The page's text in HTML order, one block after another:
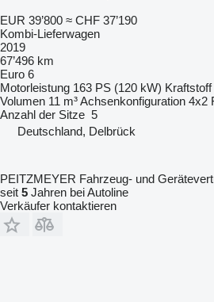
EUR 39’800 ≈ CHF 37’190
Kombi-Lieferwagen
2019
67’496 km
Euro 6
Motorleistung 163 PS (120 kW) Kraftstoff
Volumen 11 m³Achsenkonfiguration 4x2
Anzahl der Sitze 5
Deutschland, Delbrück
PEITZMEYER Fahrzeug- und
seit 5 Jahren bei Autoline
Verkäufer kontaktieren